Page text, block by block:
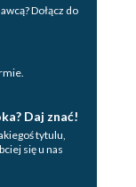
Dołącz do
Daj znać!
tytulu,
się u nas